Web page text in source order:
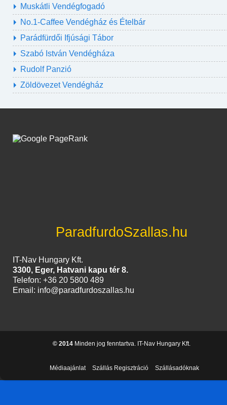
Muskátli Vendégfogadó
No.1-Caffee Vendégház és Ételbár
Parádfürdői Ifjúsági Tábor
Szabó István Vendégháza
Rudolf Panzió
Zöldövezet Vendégház
ParadfurdoSzallas.hu
IT-Nav Hungary Kft.
3300, Eger, Hatvani kapu tér 8.
Telefon: +36 20 5800 489
Email: info@paradfurdoszallas.hu
© 2014 Minden jog fenntartva. IT-Nav Hungary Kft.
Médiaajánlat Szállás Regisztráció Szállásadóknak